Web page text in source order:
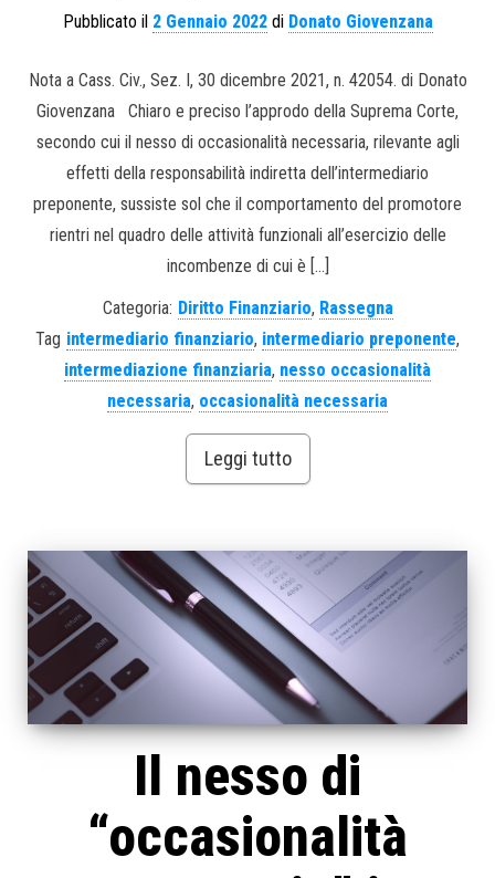
Pubblicato il 2 Gennaio 2022di Donato Giovenzana
Nota a Cass. Civ., Sez. I, 30 dicembre 2021, n. 42054. di Donato
Giovenzana Chiaro e preciso l’approdo della Suprema Corte,
secondo cui il nesso di occasionalità necessaria, rilevante agli
effetti della responsabilità indiretta dell’intermediario
preponente, sussiste sol che il comportamento del promotore
rientri nel quadro delle attività funzionali all’esercizio delle
incombenze di cui è […]
Categoria: Diritto Finanziario, Rassegna
Tag intermediario finanziario, intermediario preponente,
intermediazione finanziaria, nesso occasionalità
necessaria, occasionalità necessaria
Leggi tutto
Il nesso di
“occasionalità